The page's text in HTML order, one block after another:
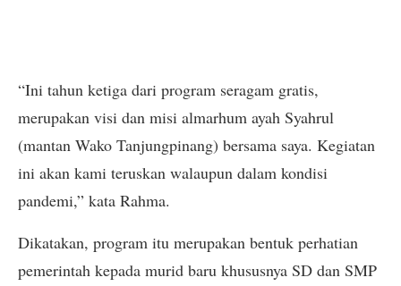
“Ini tahun ketiga dari program seragam gratis,
merupakan visi dan misi almarhum ayah Syahrul
(mantan Wako Tanjungpinang) bersama saya. Kegiatan
ini akan kami teruskan walaupun dalam kondisi
pandemi,” kata Rahma.
Dikatakan, program itu merupakan bentuk perhatian
pemerintah kepada murid baru khususnya SD dan SMP